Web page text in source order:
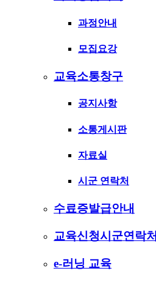
과정안내
모집요강
교육소통창구
공지사항
소통게시판
자료실
시군 연락처
수료증발급안내
교육신청시군연락처
e-러닝 교육